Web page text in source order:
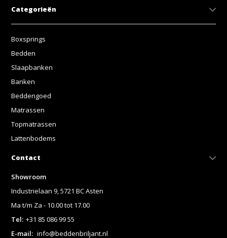
Categorieën
Boxsprings
Bedden
Slaapbanken
Banken
Beddengoed
Matrassen
Topmatrassen
Lattenbodems
Contact
Showroom
Industrielaan 9, 5721 BC Asten
Ma t/m Za - 10.00 tot 17.00
Tel: +31 85 086 99 55
E-mail: info@beddenbriljant.nl